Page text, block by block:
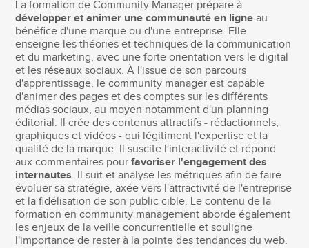
La formation de Community Manager prépare à
développer et animer une communauté en ligne au
bénéfice d'une marque ou d'une entreprise. Elle
enseigne les théories et techniques de la communication
et du marketing, avec une forte orientation vers le digital
et les réseaux sociaux. À l'issue de son parcours
d'apprentissage, le community manager est capable
d'animer des pages et des comptes sur les différents
médias sociaux, au moyen notamment d'un planning
éditorial. Il crée des contenus attractifs - rédactionnels,
graphiques et vidéos - qui légitiment l'expertise et la
qualité de la marque. Il suscite l'interactivité et répond
aux commentaires pourfavoriser l'engagement des
internautes. Il suit et analyse les métriques afin de faire
évoluer sa stratégie, axée vers l'attractivité de l'entreprise
et la fidélisation de son public cible. Le contenu de la
formation en community management aborde également
les enjeux de la veille concurrentielle et souligne
l'importance de rester à la pointe des tendances du web.